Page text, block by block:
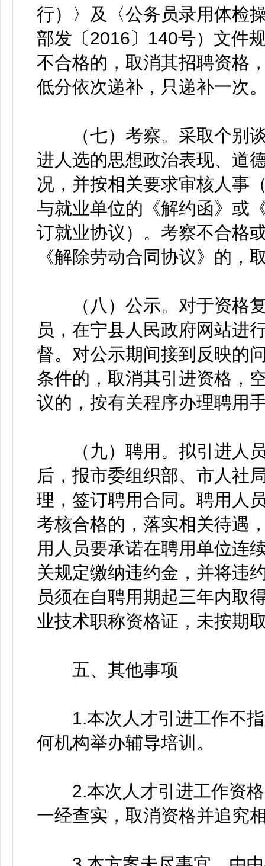
行）〉及〈公务员录用体检
部发〔2016〕140号）文件
不合格的，取消其招聘资格
低分依次递补，只递补一次
（七）考察。采取个别谈
进人选的思想政治表现、道
况，并按相关要求审核人事
与就业单位的《解约函》或
订就业协议）。考察不合格
《解除劳动合同协议》的，
（八）公示。对于资格复
员，在宁县人民政府网站进
督。对公示期间接到反映的
条件的，取消其引进资格，
议的，按有关程序办理聘用
（九）聘用。拟引进人员
后，报市委组织部、市人社
理，签订聘用合同。聘用人
考核合格的，落实相关待遇
用人员要承诺在聘用单位连
关规定缴纳违约金，并将违
员须在自聘用期起三年内取
业技术职称资格证，未按期
五、其他事项
1.本次人才引进工作不指
何机构举办辅导培训。
2.本次人才引进工作资格
一经查实，取消资格并追究